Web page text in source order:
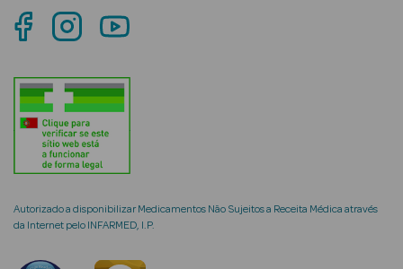
Corpo
Lábios
Solares Bebé e
Criança
Autorizado a disponibilizar Medicamentos Não Sujeitos a Receita Médica através
da Internet pelo INFARMED, I.P.